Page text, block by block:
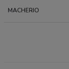
MACHERIO